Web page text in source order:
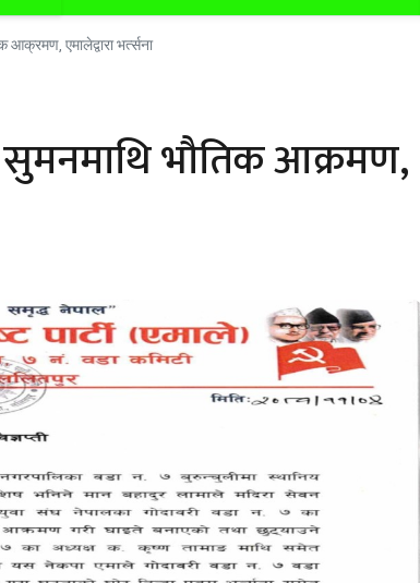
आक्रमण, एमालेद्वारा भर्त्सना
सुमनमाथि भौतिक आक्रमण,